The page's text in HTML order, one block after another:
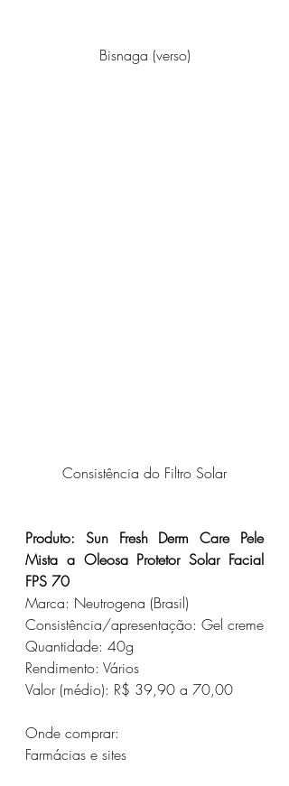
Bisnaga (verso)
Consistência do Filtro Solar
Produto: Sun Fresh Derm Care Pele
Mista a Oleosa Protetor Solar Facial
FPS 70
Marca: Neutrogena (Brasil)
Consistência/apresentação: Gel creme
Quantidade: 40g
Rendimento: Vários
Valor (médio): R$ 39,90 a 70,00
Onde comprar:
Farmácias e sites